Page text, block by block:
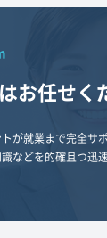
お任せく
が就業まで完全サ
などを的確且つ迅